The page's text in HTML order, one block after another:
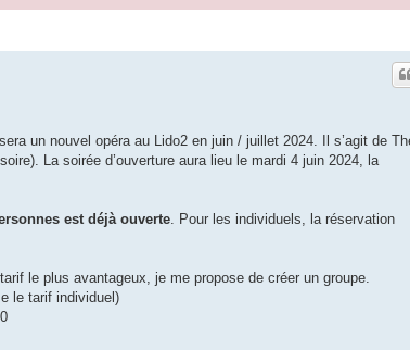
un nouvel opéra au Lido2 en juin / juillet 2024. Il s’agit de
La soirée d’ouverture aura lieu le mardi 4 juin 2024, la
est déjà ouverte. Pour les individuels, la réservation
le plus avantageux, je me propose de créer un groupe.
le tarif individuel)